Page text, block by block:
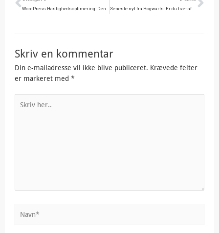
Skriv en kommentar
Din e-mailadresse vil ikke blive publiceret. Krævede felter
er markeret med *
her..